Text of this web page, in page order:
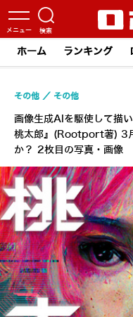
ホーム ランキング
画像生成AIを駆使して描
桃太郎』(Rootport著) 3
か？ 2枚目の写真・画像
その他 その他